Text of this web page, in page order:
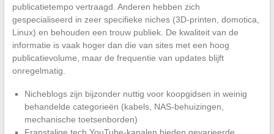
publicatietempo vertraagd. Anderen hebben zich
gespecialiseerd in zeer specifieke niches (3D-printen, domotica,
Linux) en behouden een trouw publiek. De kwaliteit van de
informatie is vaak hoger dan die van sites met een hoog
publicatievolume, maar de frequentie van updates blijft
onregelmatig.
Nicheblogs zijn bijzonder nuttig voor koopgidsen in weinig
behandelde categorieën (kabels, NAS-behuizingen,
mechanische toetsenborden)